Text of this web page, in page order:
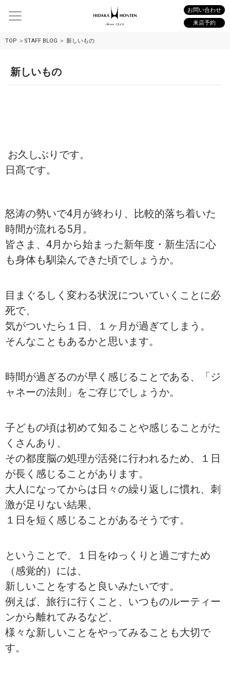
お問い合わせ
来店予約
TOP STAFF BLOG 新しいもの
新しいもの
お久しぶりです。
日髙です。
怒涛の勢いで4月が終わり、比較的落ち着いた
時間が流れる5月。
皆さま、4月から始まった新年度・新生活に心
も身体も馴染んできた頃でしょうか。
目まぐるしく変わる状況についていくことに必
死で、
気がついたら１日、１ヶ月が過ぎてしまう。
そんなこともあるかと思います。
時間が過ぎるのが早く感じることである、「ジ
ャネーの法則」をご存じでしょうか。
子どもの頃は初めて知ることや感じることがた
くさんあり、
その都度脳の処理が活発に行われるため、１日
が長く感じることがあります。
大人になってからは日々の繰り返しに慣れ、刺
激が足りない結果、
１日を短く感じることがあるそうです。
ということで、１日をゆっくりと過ごすため
（感覚的）には、
新しいことをすると良いみたいです。
例えば、旅行に行くこと、いつものルーティー
ンから離れてみるなど、
様々な新しいことをやってみることも大切で
す。